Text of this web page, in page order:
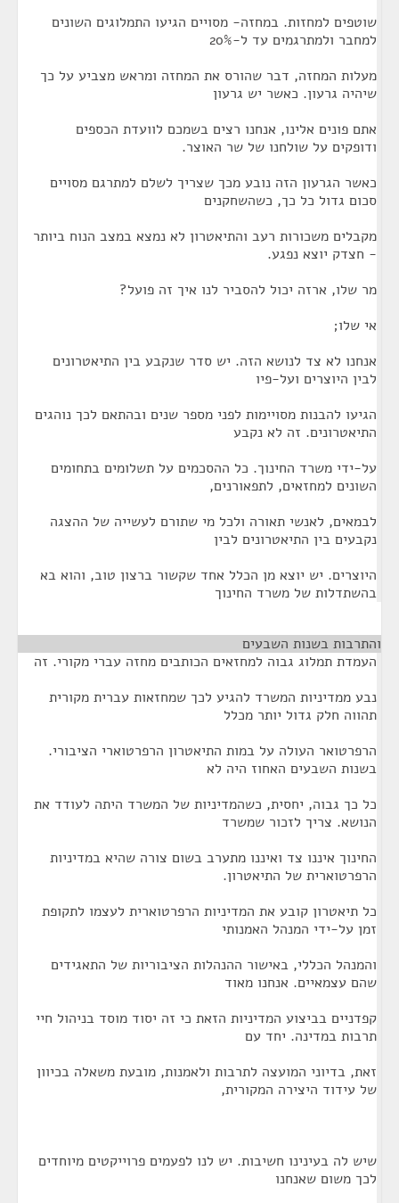
שוטפים למחזות. במחזה- מסויים הגיעו התמלוגים השונים
למחבר ולמתרגמים עד ל-20%
מעלות המחזה, דבר שהורס את המחזה ומראש מצביע על כך
שיהיה גרעון. כאשר יש גרעון
אתם פונים אלינו, אנחנו רצים בשמכם לוועדת הכספים
ודופקים על שולחנו של שר האוצר.
כאשר הגרעון הזה נובע מכך שצריך לשלם למתרגם מסויים
סכום גדול כל כך, כשהשחקנים
מקבלים משכורות רעב והתיאטרון לא נמצא במצב הנוח ביותר
- חצדק יוצא נפגע.
מר שלו, ארזה יכול להסביר לנו איך זה פועל?
אי שלו;
אנחנו לא צד לנושא הזה. יש סדר שנקבע בין התיאטרונים
לבין היוצרים ועל-פיו
הגיעו להבנות מסויימות לפני מספר שנים ובהתאם לכך נוהגים
התיאטרונים. זה לא נקבע
על-ידי משרד החינוך. כל ההסכמים על תשלומים בתחומים
השונים למחזאים, לתפאורנים,
לבמאים, לאנשי תאורה ולכל מי שתורם לעשייה של ההצגה
נקבעים בין התיאטרונים לבין
היוצרים. יש יוצא מן הכלל אחד שקשור ברצון טוב, והוא בא
בהשתדלות של משרד החינוך
והתרבות בשנות השבעים
העמדת תמלוג גבוה למחזאים הכותבים מחזה עברי מקורי. זה
נבע ממדיניות המשרד להגיע לכך שמחזאות עברית מקורית
תהווה חלק גדול יותר מכלל
הרפרטואר העולה על במות התיאטרון הרפרטוארי הציבורי.
בשנות השבעים האחוז היה לא
כל כך גבוה, יחסית, כשהמדיניות של המשרד היתה לעודד את
הנושא. צריך לזכור שמשרד
החינוך איננו צד ואיננו מתערב בשום צורה שהיא במדיניות
הרפרטוארית של התיאטרון.
כל תיאטרון קובע את המדיניות הרפרטוארית לעצמו לתקופת
זמן על-ידי המנהל האמנותי
והמנהל הכללי, באישור ההנהלות הציבוריות של התאגידים
שהם עצמאיים. אנחנו מאוד
קפדניים בביצוע המדיניות הזאת כי זה יסוד מוסד בניהול חיי
תרבות במדינה. יחד עם
זאת, בדיוני המועצה לתרבות ולאמנות, מובעת משאלה בכיוון
של עידוד היצירה המקורית,
שיש לה בעינינו חשיבות. יש לנו לפעמים פרוייקטים מיוחדים
לכך משום שאנחנו